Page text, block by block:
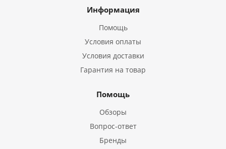
Информация
Помощь
Условия оплаты
Условия доставки
Гарантия на товар
Помощь
Обзоры
Вопрос-ответ
Бренды